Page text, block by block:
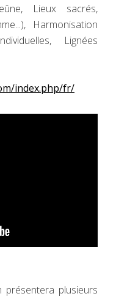
Lieux sacrés,
Harmonisation
Lignées
index.php/fr/
présentera plusieurs